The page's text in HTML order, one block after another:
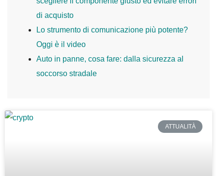
di acquisto
Lo strumento di comunicazione più potente?
Oggi è il video
Auto in panne, cosa fare: dalla sicurezza al
soccorso stradale
ATTUALITÀ